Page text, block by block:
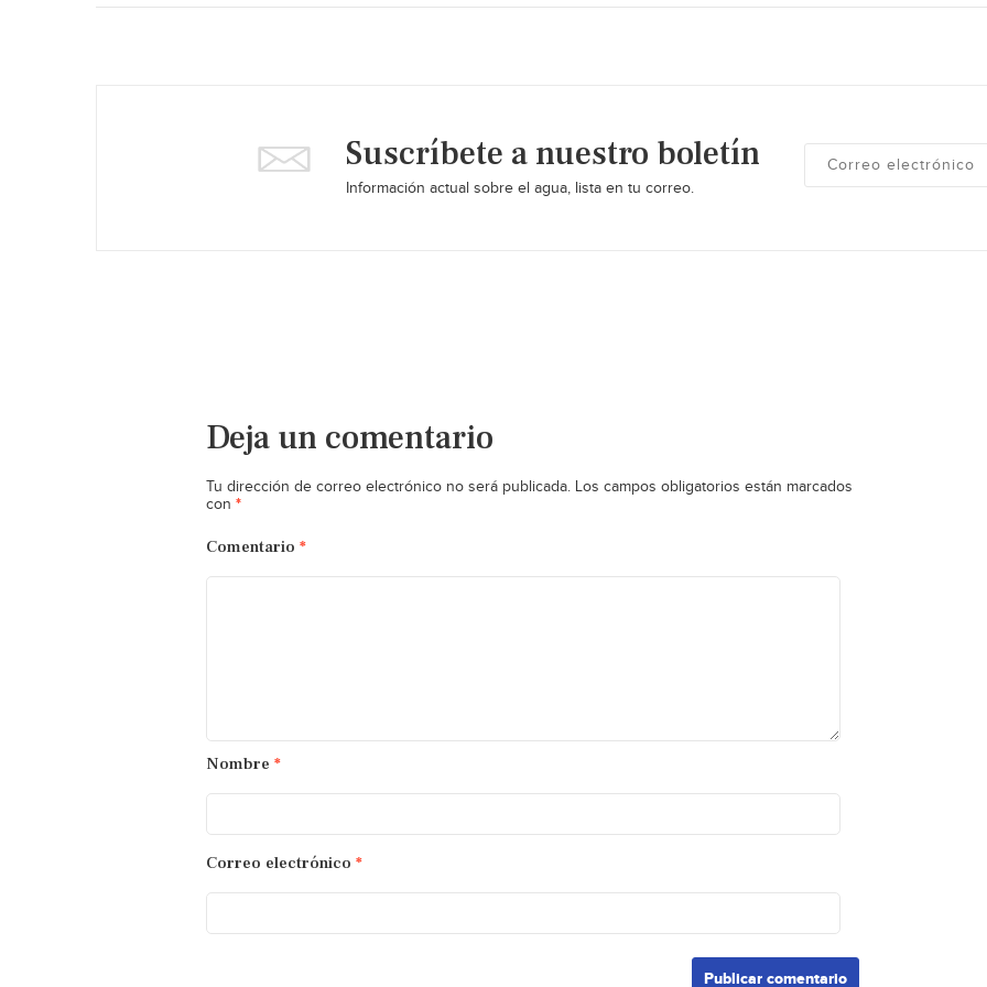
Suscríbete a nuestro boletín
Información actual sobre el agua, lista en tu correo.
Deja un comentario
Tu dirección de correo electrónico no será publicada. Los campos obligatorios están marcados
con *
Comentario *
Nombre *
Correo electrónico *